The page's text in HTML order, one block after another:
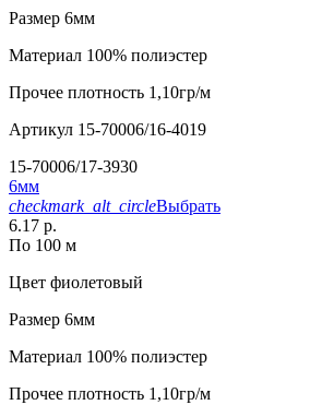
Размер 6мм
Материал 100% полиэстер
Прочее плотность 1,10гр/м
Артикул 15-70006/16-4019
15-70006/17-3930
6мм
checkmark_alt_circleВыбрать
6.17 р.
По 100 м
Цвет фиолетовый
Размер 6мм
Материал 100% полиэстер
Прочее плотность 1,10гр/м